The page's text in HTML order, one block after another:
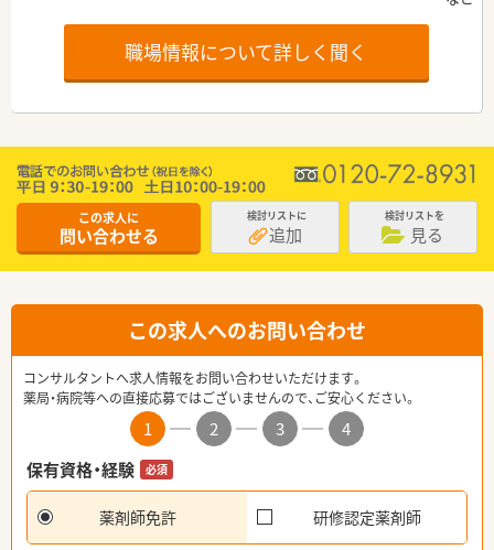
職場情報について詳しく聞く
この求人に
問い合わせる
検討リストに
追加
検討リストを
見る
この求人へのお問い合わせ
コンサルタントへ求人情報をお問い合わせいただけます。
薬局・病院等への直接応募ではございませんので、ご安心ください。
1 2 3
4
保有資格・経験
必須
薬剤師免許 研修認定薬剤師